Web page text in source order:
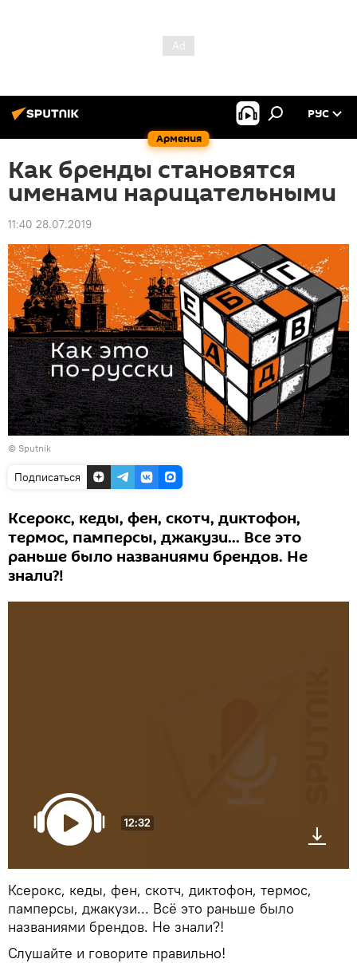
Армения
РУС
Как бренды становятся
именами нарицательными
11:40 28.07.2019
© Sputnik
Подписаться
Ксерокс, кеды, фен, скотч, диктофон,
термос, памперсы, джакузи... Все это
раньше было названиями брендов. Не
знали?!
12:32
Ксерокс, кеды, фен, скотч, диктофон, термос,
памперсы, джакузи... Всё это раньше было
названиями брендов. Не знали?!
Слушайте и говорите правильно!